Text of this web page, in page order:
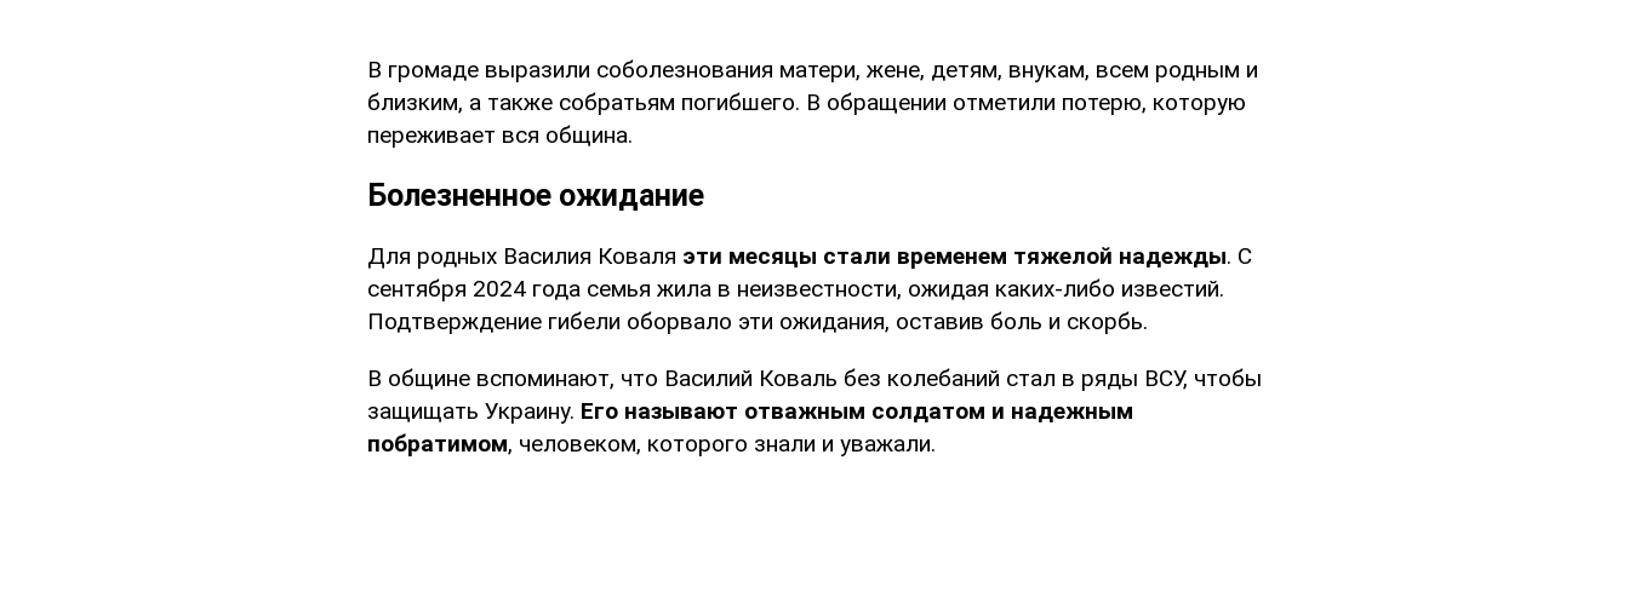
В громаде выразили соболезнования матери, жене, детям, внукам, всем родным и
близким, а также собратьям погибшего. В обращении отметили потерю, которую
переживает вся община.
Болезненное ожидание
Для родных Василия Коваля эти месяцы стали временем тяжелой надежды. С
сентября 2024 года семья жила в неизвестности, ожидая каких-либо известий.
Подтверждение гибели оборвало эти ожидания, оставив боль и скорбь.
В общине вспоминают, что Василий Коваль без колебаний стал в ряды ВСУ, чтобы
защищать Украину. Его называют отважным солдатом и надежным
побратимом, человеком, которого знали и уважали.